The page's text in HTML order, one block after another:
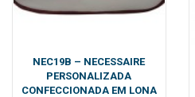
NEC19B – NECESSAIRE
PERSONALIZADA
CONFECCIONADA EM LONA